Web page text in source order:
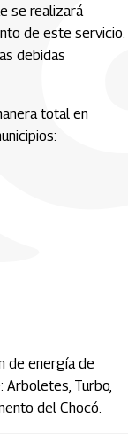
se realizará
de este servicio.
debidas
total en
de energía de
Arboletes, Turbo,
del Chocó.